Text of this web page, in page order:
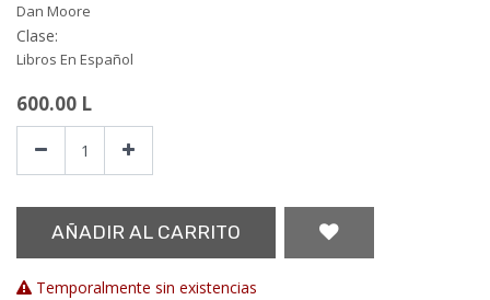
Dan Moore
Clase:
Libros En Español
600.00 L
AÑADIR AL CARRITO
Temporalmente sin existencias